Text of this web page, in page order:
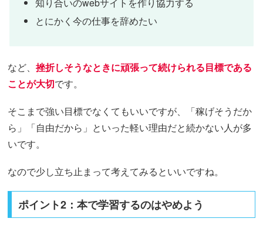
とにかく今の仕事を辞めたい
など、挫折しそうなときに頑張って続けられる目標である
ことが大切です。
そこまで強い目標でなくてもいいですが、「稼げそうだか
ら」「自由だから」といった軽い理由だと続かない人が多
いです。
なので少し立ち止まって考えてみるといいですね。
ポイント2：本で学習するのはやめよう